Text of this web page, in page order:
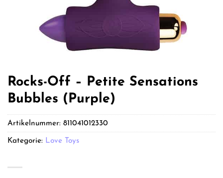
Rocks-Off – Petite Sensations
Bubbles (Purple)
Artikelnummer: 811041012330
Kategorie: Love Toys